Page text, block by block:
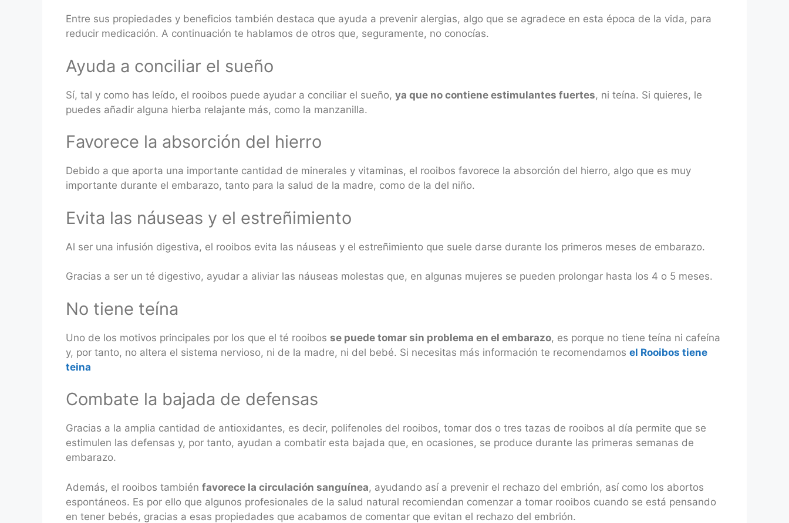
Entre sus propiedades y beneficios también destaca que ayuda a prevenir alergias, algo que se agradece en esta época de la vida, para
reducir medicación. A continuación te hablamos de otros que, seguramente, no conocías.
Ayuda a conciliar el sueño
Sí, tal y como has leído, el rooibos puede ayudar a conciliar el sueño, ya que no contiene estimulantes fuertes, ni teína. Si quieres, le
puedes añadir alguna hierba relajante más, como la manzanilla.
Favorece la absorción del hierro
Debido a que aporta una importante cantidad de minerales y vitaminas, el rooibos favorece la absorción del hierro, algo que es muy
importante durante el embarazo, tanto para la salud de la madre, como de la del niño.
Evita las náuseas y el estreñimiento
Al ser una infusión digestiva, el rooibos evita las náuseas y el estreñimiento que suele darse durante los primeros meses de embarazo.
Gracias a ser un té digestivo, ayudar a aliviar las náuseas molestas que, en algunas mujeres se pueden prolongar hasta los 4 o 5 meses.
No tiene teína
Uno de los motivos principales por los que el té rooibos se puede tomar sin problema en el embarazo, es porque no tiene teína ni cafeína
y, por tanto, no altera el sistema nervioso, ni de la madre, ni del bebé. Si necesitas más información te recomendamos el Rooibos tiene
teina
Combate la bajada de defensas
Gracias a la amplia cantidad de antioxidantes, es decir, polifenoles del rooibos, tomar dos o tres tazas de rooibos al día permite que se
estimulen las defensas y, por tanto, ayudan a combatir esta bajada que, en ocasiones, se produce durante las primeras semanas de
embarazo.
Además, el rooibos también favorece la circulación sanguínea, ayudando así a prevenir el rechazo del embrión, así como los abortos
espontáneos. Es por ello que algunos profesionales de la salud natural recomiendan comenzar a tomar rooibos cuando se está pensando
en tener bebés, gracias a esas propiedades que acabamos de comentar que evitan el rechazo del embrión.